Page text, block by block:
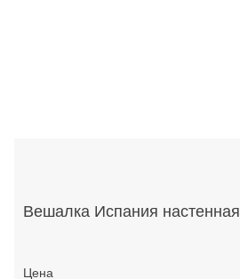
Вешалка Испания настенная